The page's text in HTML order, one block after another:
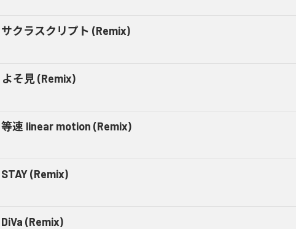
サクラスクリプト (Remix)
よそ見 (Remix)
等速 linear motion (Remix)
STAY (Remix)
DiVa (Remix)